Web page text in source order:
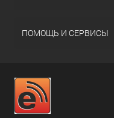
ПОМОЩЬ И СЕРВИСЫ